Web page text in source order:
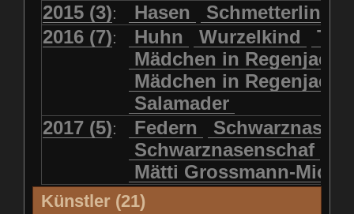
2015 (3): Hasen Schmetterlinge
2016 (7): Huhn Wurzelkind
Mädchen in
Mädchen in Regenjacke
Salamader
2017 (5): Federn
Schwarznasenschaf
Mätti Grossmann-
Künstler (21)